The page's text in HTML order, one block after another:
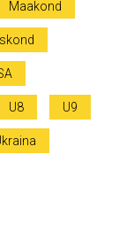
Maakond
U8 U9